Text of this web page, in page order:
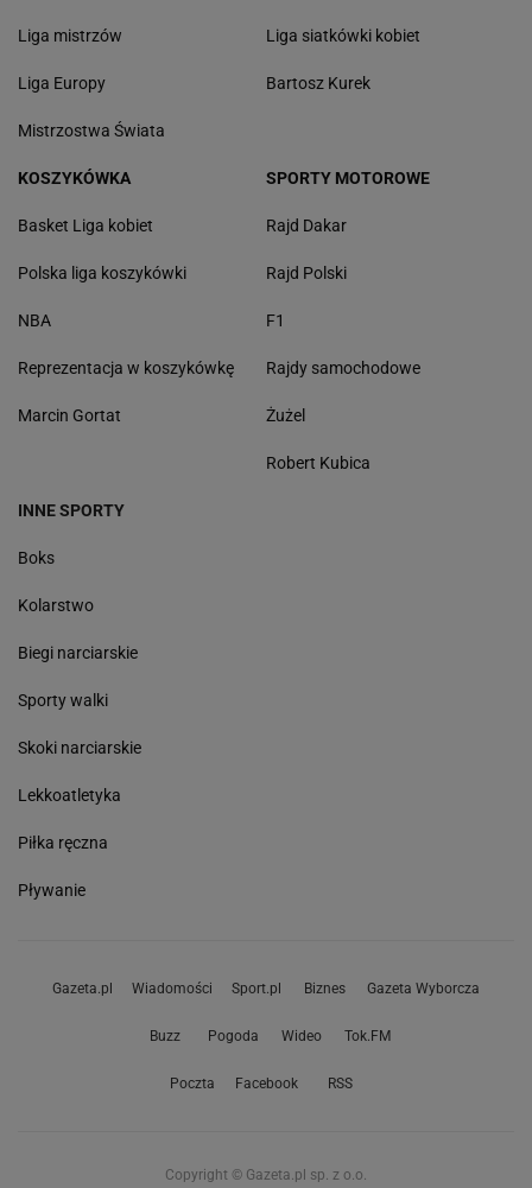
Liga mistrzów
Liga Europy
Mistrzostwa Świata
Liga siatkówki kobiet
Bartosz Kurek
KOSZYKÓWKA
Basket Liga kobiet
Polska liga koszykówki
NBA
Reprezentacja w koszykówkę
Marcin Gortat
SPORTY MOTOROWE
Rajd Dakar
Rajd Polski
F1
Rajdy samochodowe
Żużel
Robert Kubica
INNE SPORTY
Boks
Kolarstwo
Biegi narciarskie
Sporty walki
Skoki narciarskie
Lekkoatletyka
Piłka ręczna
Pływanie
Gazeta.pl Wiadomości Sport.pl Biznes Gazeta Wyborcza
Buzz Pogoda Wideo Tok.FM
Poczta Facebook RSS
Copyright © Gazeta.pl sp. z o.o.